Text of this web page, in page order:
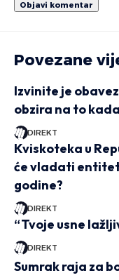
Povezane
Izvinite je
obzira na to
DIREKT
Kviskoteka u
će vladati
godine?
DIREKT
“Tvoje usne
DIREKT
Sumrak raja za